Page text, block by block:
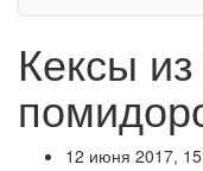
Кексы
12 июня 2017,